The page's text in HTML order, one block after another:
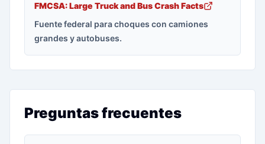
FMCSA: Large Truck and Bus Crash Facts
Fuente federal para choques con camiones
grandes y autobuses.
Preguntas frecuentes